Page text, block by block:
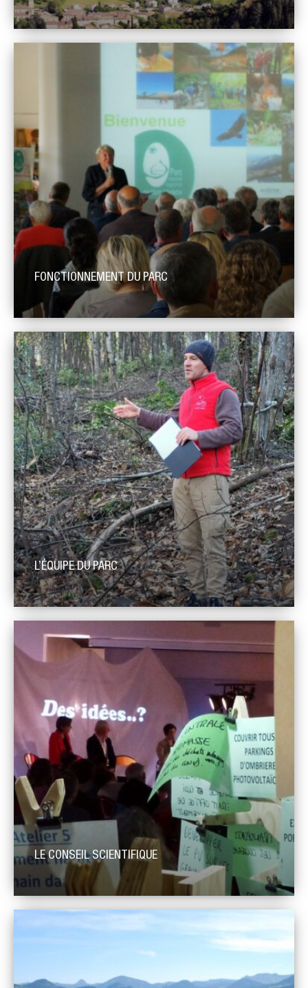
FONCTIONNEMENT DU PARC
Le Parc, un projet de territoire à partager
L’ÉQUIPE DU PARC
LE CONSEIL SCIENTIFIQUE
Rôle et fonctionnement du conseil scientifique